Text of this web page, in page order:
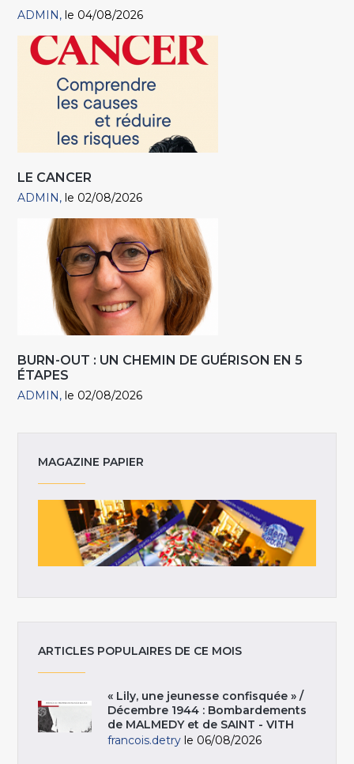
ADMIN le 04/08/2026
LE CANCER
ADMIN le 02/08/2026
BURN-OUT : UN CHEMIN DE GUÉRISON EN 5
ÉTAPES
ADMIN le 02/08/2026
MAGAZINE PAPIER
ARTICLES POPULAIRES DE CE MOIS
« Lily, une jeunesse confisquée » /
Décembre 1944 : Bombardements
de MALMEDY et de SAINT - VITH
francois.detry le 06/08/2026